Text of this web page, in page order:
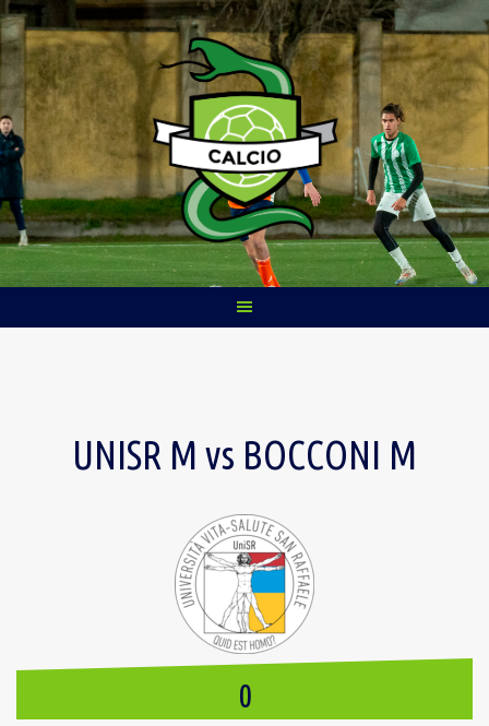
Skip
to
content
UNISR M vs BOCCONI M
0